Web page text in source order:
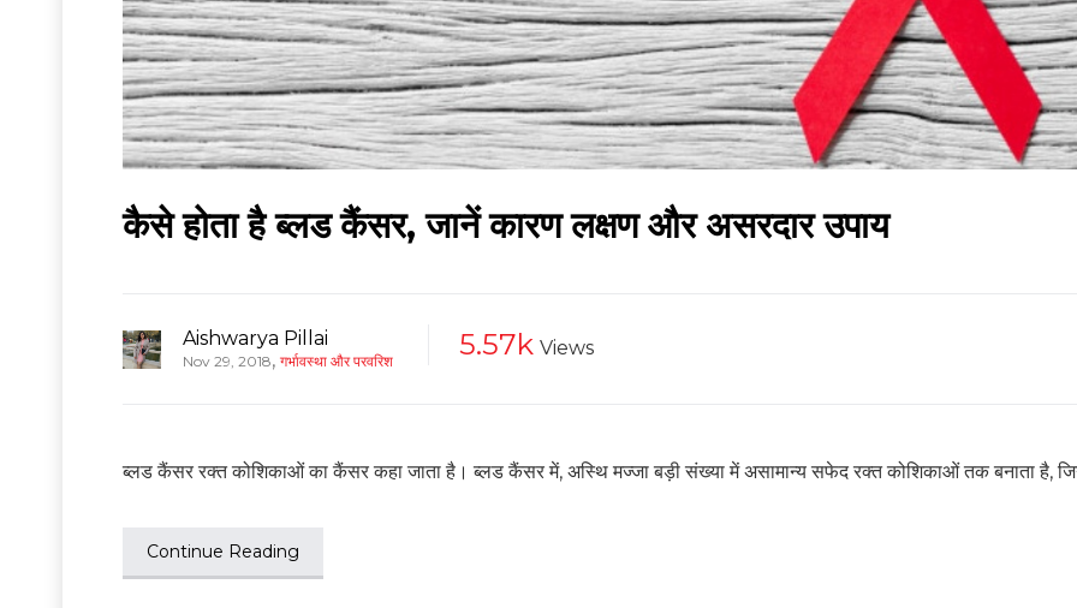
कैसे होता है ब्लड कैंसर, जानें कारण लक्षण और असरदार उपाय
Aishwarya Pillai
Nov 29, 2018, गर्भावस्था और परवरिश 5.57k Views
ब्लड कैंसर रक्त कोशिकाओं का कैंसर कहा जाता है। ब्लड कैंसर में, अस्थि मज्जा बड़ी संख्या में असामान्य सफेद रक्त कोशिकाओं तक बनाता है,
Continue Reading